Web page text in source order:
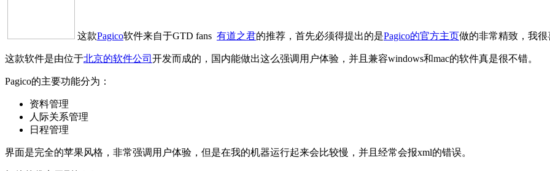
这款Pagico软件来自于GTD fans 有道之君的推荐，首先必须得提出的是Pagico的官方主页做的非常精致，我很
这款软件是由位于北京的软件公司 开发而成的，国内能做出这么强调用户体验，并且兼容windows和mac的软件真是很不错。
Pagico的主要功能分为：
资料管理
人际关系管理
日程管理
界面是完全的苹果风格，非常强调用户体验，但是在我的机器运行起来会比较慢，并且经常会报xml的错误。